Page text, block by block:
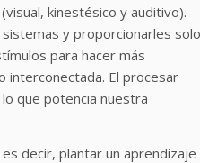
kinestésico y auditivo).
y proporcionarles solo
para hacer más
interconectada. El procesar
que potencia nuestra
decir, plantar un aprendizaje